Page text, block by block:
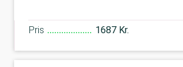
Pris 1687 Kr.